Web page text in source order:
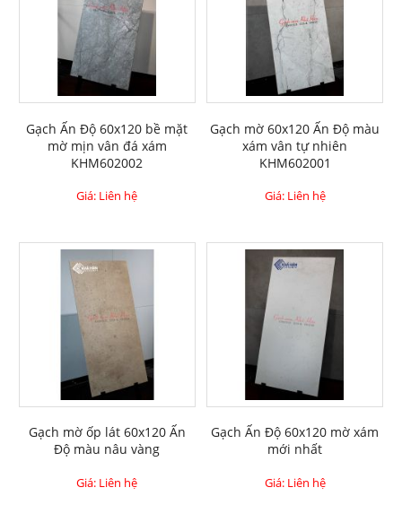
Gạch Ấn Độ 60x120 bề mặt
mờ mịn vân đá xám
KHM602002
Giá: Liên hệ
Gạch mờ 60x120 Ấn Độ màu
xám vân tự nhiên
KHM602001
Giá: Liên hệ
Gạch mờ ốp lát 60x120 Ấn
Độ màu nâu vàng
Giá: Liên hệ
Gạch Ấn Độ 60x120 mờ xám
mới nhất
Giá: Liên hệ